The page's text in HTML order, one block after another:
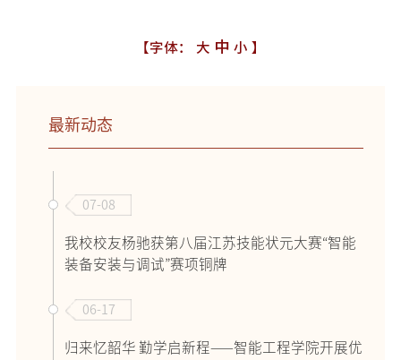
【字体： 大 中 小 】
最新动态
07-08
我校校友杨驰获第八届江苏技能状元大赛“智能
装备安装与调试”赛项铜牌
06-17
归来忆韶华 勤学启新程——智能工程学院开展优